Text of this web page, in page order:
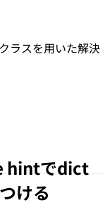
クラスを用いた解決
hintでdict
ける